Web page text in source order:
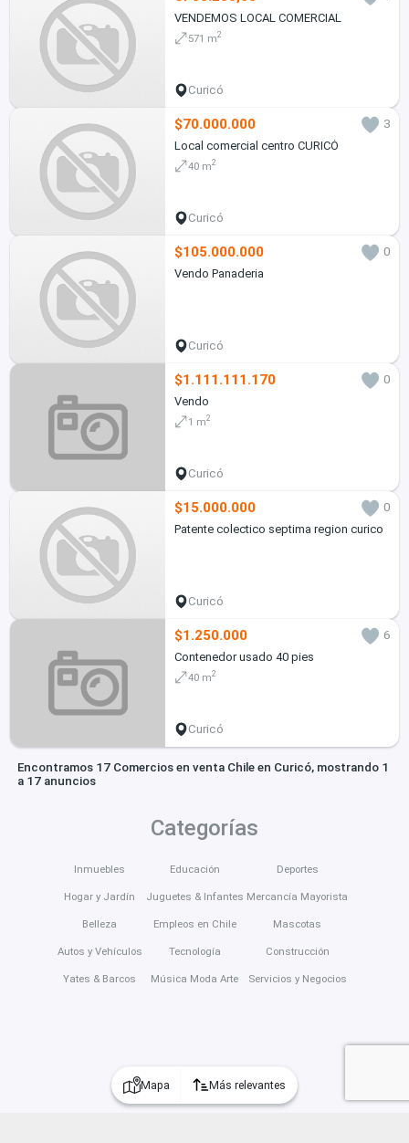
Mapa Más relevantes
VENDEMOS LOCAL COMERCIAL
571 m2
Curicó
$70.000.000
3
Local comercial centro CURICÓ
40 m2
Curicó
$105.000.000
0
Vendo Panaderia
Curicó
$1.111.111.170
0
Vendo
1 m2
Curicó
$15.000.000
0
Patente colectico septima region curico
Curicó
$1.250.000
6
Contenedor usado 40 pies
40 m2
Curicó
Encontramos 17 Comercios en venta Chile en Curicó, mostrando 1
a 17 anuncios
Categorías
Inmuebles
Hogar y Jardín
Belleza
Autos y Vehículos
Yates & Barcos
Educación
Juguetes & Infantes
Empleos en Chile
Tecnología
Música Moda Arte
Deportes
Mercancía Mayorista
Mascotas
Construcción
Servicios y Negocios